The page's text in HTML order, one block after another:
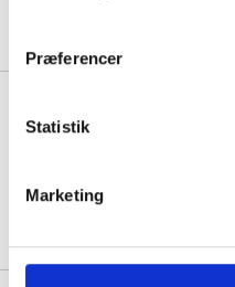
Præferencer
Statistik
Marketing